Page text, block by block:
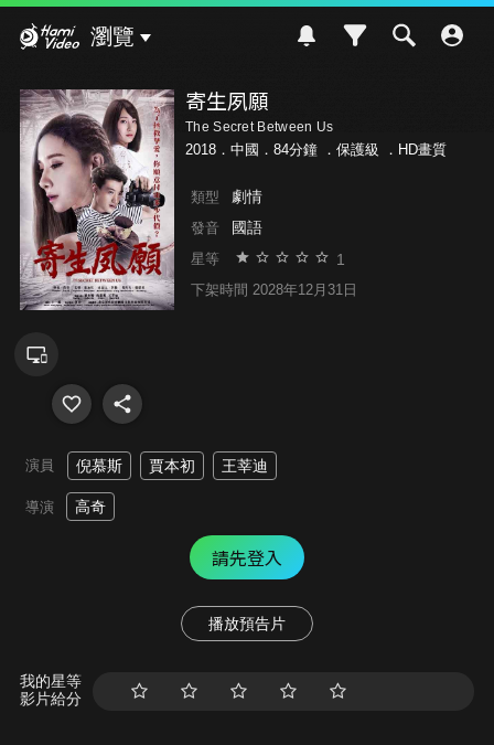
瀏覽
寄生夙願
The Secret Between Us
2018．中國．84分鐘 ． 保護級 ．HD畫質
類型 劇情
發音 國語
星等 1
下架時間 2028年12月31日
演員 倪慕斯 賈本初 王莘迪
導演 高奇
請先登入
播放預告片
我的星等
影片給分